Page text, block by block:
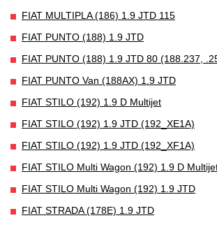
FIAT MULTIPLA (186) 1.9 JTD 115
FIAT PUNTO (188) 1.9 JTD
FIAT PUNTO (188) 1.9 JTD 80 (188.237,
FIAT PUNTO Van (188AX) 1.9 JTD
FIAT STILO (192) 1.9 D Multijet
FIAT STILO (192) 1.9 JTD (192_XE1A)
FIAT STILO (192) 1.9 JTD (192_XF1A)
FIAT STILO Multi Wagon (192) 1.9 D
FIAT STILO Multi Wagon (192) 1.9 JTD
FIAT STRADA (178E) 1.9 JTD